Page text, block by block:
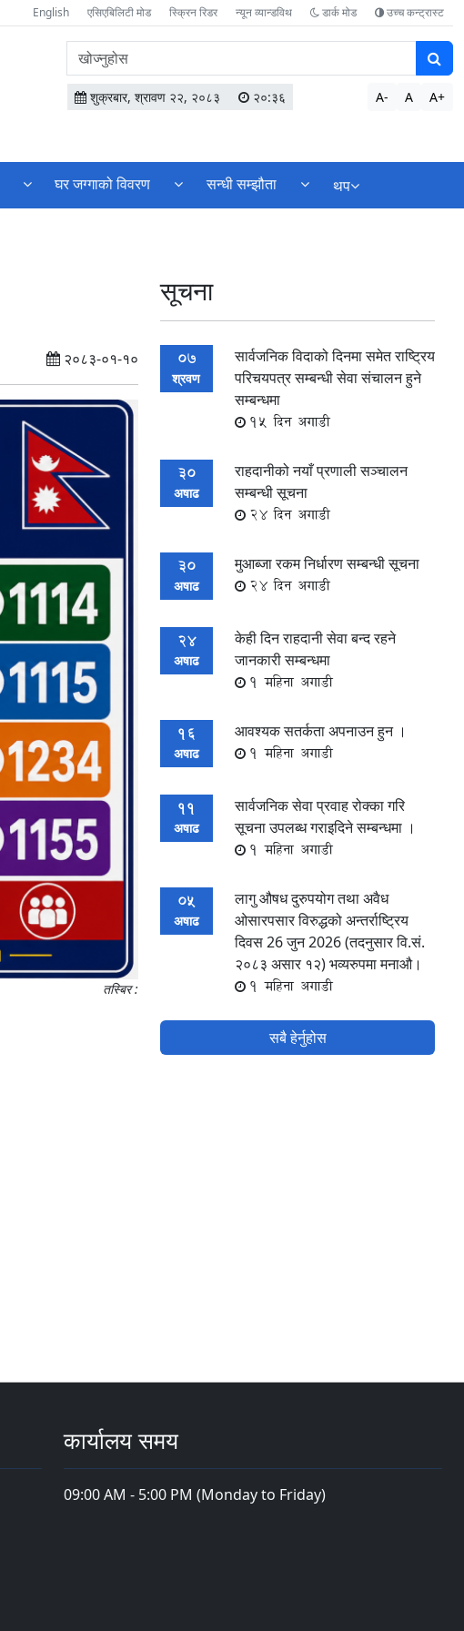
English एसिएबिलिटी मोड स्क्रिन रिडर न्यून व्यान्डविथ डार्क मोड उच्च कन्ट्रास्ट
वेबसाइटमा
सामग्री
खोज्नुहोस
शुक्रबार, श्रावण २२, २०८३ २०:३६ A- A A+
घर जग्गाको विवरण सन्धी सम्झौता थप
२०८३-०१-१०
तस्बिर :
सूचना
07
श्रवण
सार्वजनिक विदाको दिनमा समेत राष्ट्रिय
परिचयपत्र सम्बन्धी सेवा संचालन हुने
सम्बन्धमा
15 दिन अगाडी
30
अषाढ
राहदानीको नयाँ प्रणाली सञ्चालन
सम्बन्धी सूचना
24 दिन अगाडी
30
अषाढ
मुआब्जा रकम निर्धारण सम्बन्धी सूचना
24 दिन अगाडी
24
अषाढ
केही दिन राहदानी सेवा बन्द रहने
जानकारी सम्बन्धमा
1 महिना अगाडी
16
अषाढ
आवश्यक सतर्कता अपनाउन हुन ।
1 महिना अगाडी
11
अषाढ
सार्वजनिक सेवा प्रवाह रोक्का गरि
सूचना उपलब्ध गराइदिने सम्बन्धमा ।
1 महिना अगाडी
05
अषाढ
लागु औषध दुरुपयोग तथा अवैध
‍ओसारपसार विरुद्धको अन्तर्राष्ट्रिय
दिवस 26 जुन 2026 (तदनुसार वि.सं.
२०८३ असार १२) भव्यरुपमा मनाऔ।
1 महिना अगाडी
सबै हेर्नुहोस
कार्यालय समय
09:00 AM - 5:00 PM (Monday to Friday)